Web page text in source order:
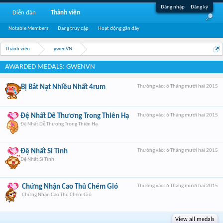
Đăng nhập Đăng ký
Thành viên gwenVN
AWARDED MEDALS: GWENVN
Thưởng vào: 6 Tháng mười hai 2015
Bị Bắt Nạt Nhiều Nhất 4rum
Thưởng vào: 6 Tháng mười hai 2015
Đệ Nhất Dễ Thương Trong Thiên Hạ
Đệ Nhất Dễ Thương Trong Thiên Hạ
Thưởng vào: 6 Tháng mười hai 2015
Đệ Nhất Si Tình
Đệ Nhất Si Tình
Thưởng vào: 6 Tháng mười hai 2015
Chứng Nhận Cao Thủ Chém Gió
Chứng Nhận Cao Thủ Chém Gió
View all medals
Diễn đàn Thành viên
Notable Members Đang truy cập Hoạt động gần đây